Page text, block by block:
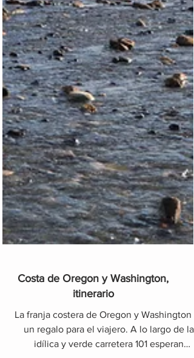
Costa de Oregon y Washington,
itinerario
La franja costera de Oregon y Washington